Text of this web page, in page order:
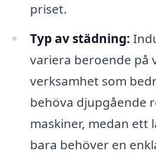
priset.
Typ av städning:
variera beroende på
verksamhet som
behöva djupgående
maskiner, medan ett
bara behöver en